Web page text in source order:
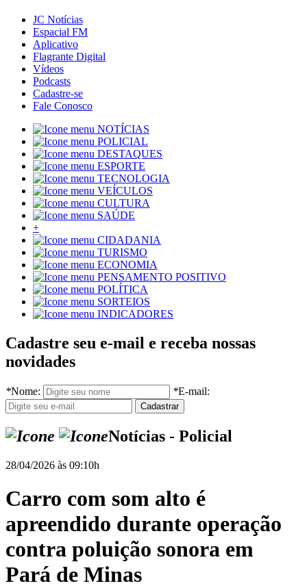
JC Notícias
Espacial FM
Aplicativo
Flagrante Digital
Vídeos
Podcasts
Cadastre-se
Fale Conosco
NOTÍCIAS
POLICIAL
DESTAQUES
ESPORTE
TECNOLOGIA
VEÍCULOS
CULTURA
SAÚDE
+
CIDADANIA
TURISMO
ECONOMIA
PENSAMENTO POSITIVO
POLÍTICA
SORTEIOS
INDICADORES
Cadastre seu e-mail e receba nossas
novidades
*Nome: *E-mail:
Notícias - Policial
28/04/2026 às 09:10h
Carro com som alto é
apreendido durante operação
contra poluição sonora em
Pará de Minas